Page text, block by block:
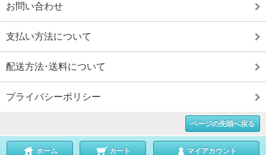
お問い合わせ
支払い方法について
配送方法･送料について
プライバシーポリシー
ページの先頭へ戻る
ホーム カート マイアカウント